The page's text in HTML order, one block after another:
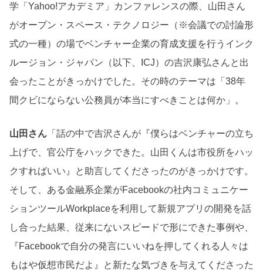
学「Yahoo!アカデミア」カンファレンスの際、山田さん
がオープン・スペース・テクノロジー（※会議での討論形
式の一種）の場でベンチャー企業の育成支援を行うインク
ルージョン・ジャパン（以下、ICJ）の吉沢康弘さんと出
会ったことがきっかけでした。その時のテーマは「38年
間クビにならない公務員が本当にすべきことは何か」。
山田さん 「話の中で吉沢さんが『僕らはベンチャーの立ち
上げで、官公庁をハックできた。山田くんは市役所をハッ
クすればいい』と助言してくださったのがきっかけです。
そして、ある金融系企業がFacebookの社内コミュニケー
ションツールWorkplaceを利用して新規アプリの開発を話
し合った結果、従来にないスピードで形にできた事例や、
『Facebookで自分の発言にいいねを押してくれる人々は
もはや仮想市民だよ』と新たな気づきを与えてくださった